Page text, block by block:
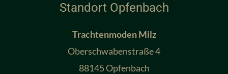
Standort Opfenbach
Trachtenmoden Milz
Oberschwabenstraße 4
88145 Opfenbach